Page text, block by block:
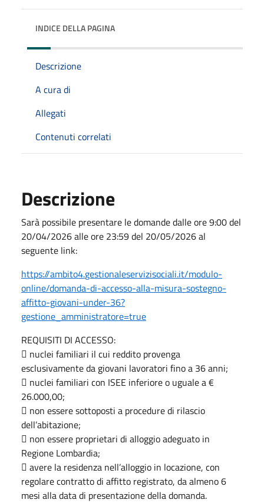
INDICE DELLA PAGINA
Descrizione
A cura di
Allegati
Contenuti correlati
Descrizione
Sarà possibile presentare le domande dalle ore 9:00 del
20/04/2026 alle ore 23:59 del 20/05/2026 al
seguente link:
https://ambito4.gestionaleservizisociali.it/modulo-
online/domanda-di-accesso-alla-misura-sostegno-
affitto-giovani-under-36?
gestione_amministratore=true
REQUISITI DI ACCESSO:
 nuclei familiari il cui reddito provenga
esclusivamente da giovani lavoratori fino a 36 anni;
 nuclei familiari con ISEE inferiore o uguale a €
26.000,00;
 non essere sottoposti a procedure di rilascio
dell’abitazione;
 non essere proprietari di alloggio adeguato in
Regione Lombardia;
 avere la residenza nell’alloggio in locazione, con
regolare contratto di affitto registrato, da almeno 6
mesi alla data di presentazione della domanda.